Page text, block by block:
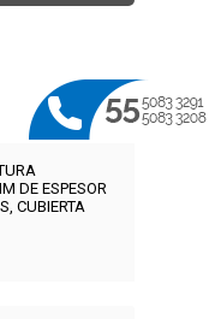
DE ESPESOR
CUBIERTA